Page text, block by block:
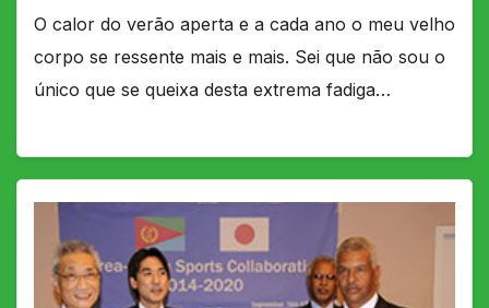
O calor do verão aperta e a cada ano o meu velho
corpo se ressente mais e mais. Sei que não sou o
único que se queixa desta extrema fadiga…